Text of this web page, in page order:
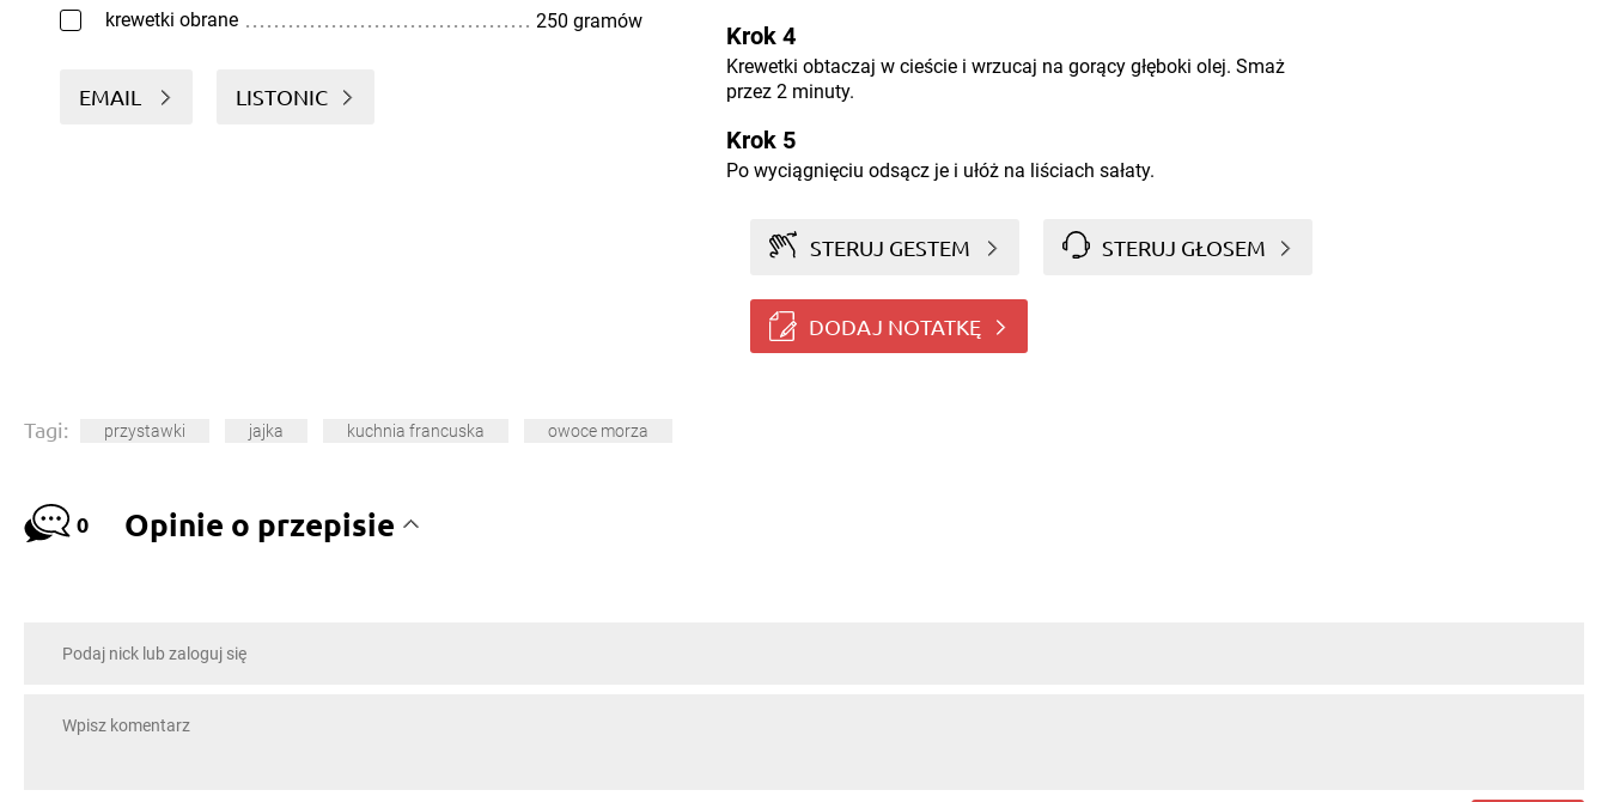
krewetki obrane
250 gramów
EMAIL LISTONIC
Krok 4
Krewetki obtaczaj w cieście i wrzucaj na gorący głęboki olej. Smaż
przez 2 minuty.
Krok 5
Po wyciągnięciu odsącz je i ułóż na liściach sałaty.
STERUJ GESTEM STERUJ GŁOSEM
DODAJ NOTATKĘ
Tagi: przystawki jajka kuchnia francuska owoce morza
0 Opinie o przepisie